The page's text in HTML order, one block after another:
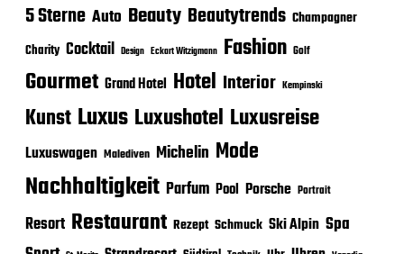
5 Sterne Auto Beauty Beautytrends Champagner
Charity Cocktail Design Eckart Witzigmann Fashion Golf
Gourmet Grand Hotel Hotel Interior Kempinski
Kunst Luxus Luxushotel Luxusreise
Luxuswagen Malediven Michelin Mode
Nachhaltigkeit Parfum Pool Porsche Portrait
Resort Restaurant Rezept Schmuck Ski Alpin Spa